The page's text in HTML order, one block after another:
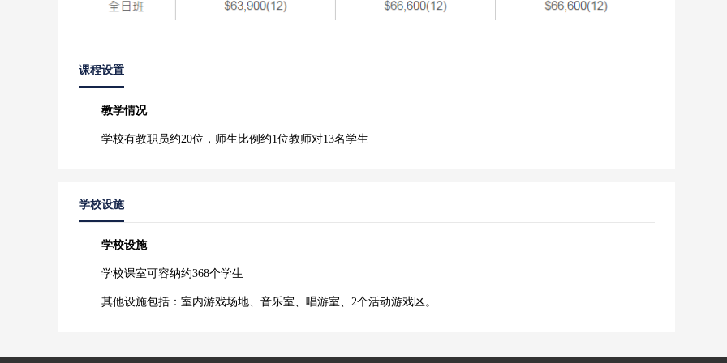
课程设置
教学情况
学校有教职员约20位，师生比例约1位教师对13名学生
学校设施
学校设施
学校课室可容纳约368个学生
其他设施包括：室内游戏场地、音乐室、唱游室、2个活动游戏区。